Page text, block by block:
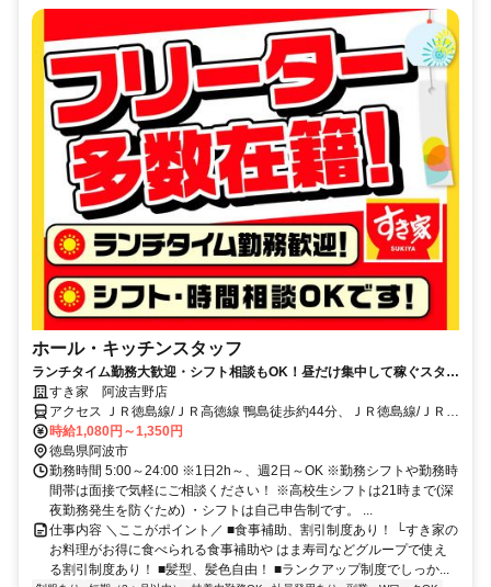
ホール・キッチンスタッフ
ランチタイム勤務大歓迎・シフト相談もOK！昼だけ集中して稼ぐスタイ
ルが実現できる◎
すき家 阿波吉野店
アクセス ＪＲ徳島線/ＪＲ高徳線 鴨島徒歩約44分、ＪＲ徳島線/ＪＲ高
徳線 西麻植徒歩約49分、ＪＲ徳島線/ＪＲ高徳線 麻植塚徒歩約64分
鴨島駅徒歩45分
時給1,080円～1,350円
徳島県阿波市
勤務時間 5:00～24:00 ※1日2h～、週2日～OK ※勤務シフトや勤務時
間帯は面接で気軽にご相談ください！ ※高校生シフトは21時まで(深
夜勤務発生を防ぐため) ・シフトは自己申告制です。 ...
仕事内容 ＼ここがポイント／ ■食事補助、割引制度あり！ └すき家の
お料理がお得に食べられる食事補助や はま寿司などグループで使え
る割引制度あり！ ■髪型、髪色自由！ ■ランクアップ制度でしっか...